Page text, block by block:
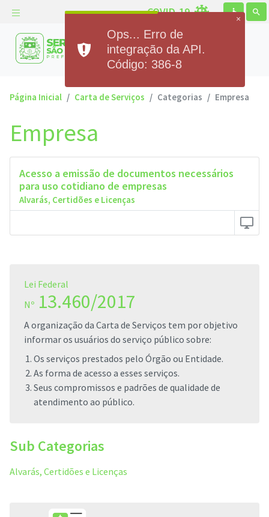
COVID-19 accessible search
Prefeitura Municipal de
Serra de São Bento
Página Inicial Carta de Serviços Categorias Empresa
Empresa
Acesso a emissão de documentos necessários
para uso cotidiano de empresas
Alvarás, Certidões e Licenças
desktop_windows
Lei Federal
Nº 13.460/2017
A organização da Carta de Serviços tem por objetivo
informar os usuários do serviço público sobre:
Os serviços prestados pelo Órgão ou Entidade.
As forma de acesso a esses serviços.
Seus compromissos e padrões de qualidade de
atendimento ao público.
Sub Categorias
Alvarás, Certidões e Licenças
×
Ops... Erro de
integração da API.
Código: 386-8